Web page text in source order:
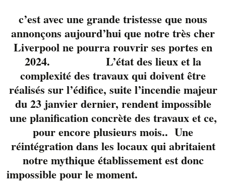
Marily Dorion bien
connue pour son
passage à Star
c’est avec une grande tristesse que nous
annonçons aujourd’hui que notre très cher
Liverpool ne pourra rouvrir ses portes en
2024. L’état des lieux et la
complexité des travaux qui doivent être
réalisés sur l’édifice, suite l’incendie majeur
du 23 janvier dernier, rendent impossible
une planification concrète des travaux et ce,
pour encore plusieurs mois.. Une
réintégration dans les locaux qui abritaient
notre mythique établissement est donc
impossible pour le moment.